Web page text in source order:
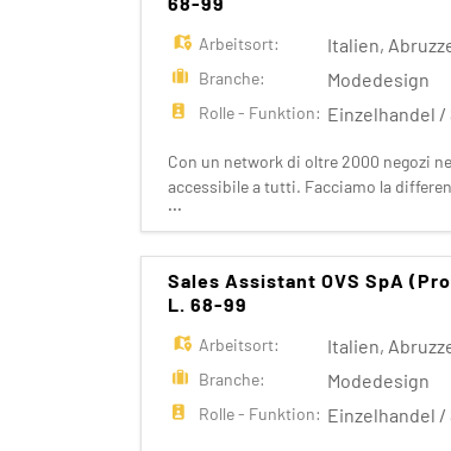
Arbeitsort: Italien,
Branche: Modedesign
Rolle - Funktion: Einzelhandel
Con un network di oltre 2000 negozi
accessibile a tutti. Facciamo la
Croff, Les Copains, Stefanel. Ogni
...
Sales Assistant OVS SpA
L. 68-99
Arbeitsort: Italien,
Branche: Modedesign
Rolle - Funktion: Einzelhandel